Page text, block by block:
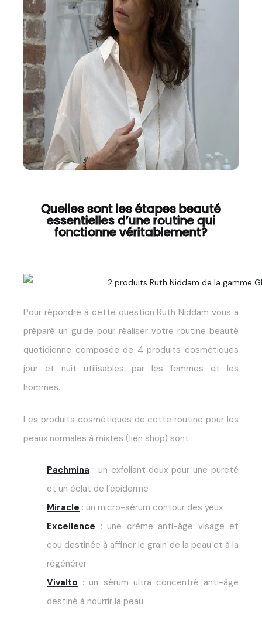
Quelles sont les étapes beauté
essentielles d’une routine qui
fonctionne véritablement?
Pour répondre à cette question Ruth Niddam vous a
préparé un guide pour réaliser votre routine beauté
quotidienne composée de 4 produits cosmétiques
jour et nuit utilisables par les femmes et les
hommes.
Les produits cosmétiques de cette routine pour les
peaux normales à mixtes (lien shop) sont :
Pachmina : un exfoliant doux pour une pureté
et un éclat de l’épiderme
Miracle : un micro-sérum contour des yeux
Excellence : une crème anti-âge visage et
cou destinée à affiner le grain de la peau et à la
régénérer
Vivalto : un sérum ultra concentré anti-âge
destiné à nourrir la peau.